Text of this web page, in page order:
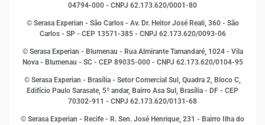
Leis e impostos
Marketing
Open Finance
Proteção de Dados
Sustentabilidade Corporativa
04794-000 - CNPJ 62.173.620/0001-80
© Serasa Experian - São Carlos - Av. Dr. Heitor José Reali, 360 - São
Carlos - SP - CEP 13571-385 - CNPJ 62.173.620/0093-06
© Serasa Experian - Blumenau - Rua Almirante Tamandaré, 1024 - Vila
Nova - Blumenau - SC - CEP 89035-000 - CNPJ 62.173.620/0104-95
© Serasa Experian - Brasília - Setor Comercial Sul, Quadra 2, Bloco C,
Edifício Paulo Sarasate, 5º andar, Bairro Asa Sul, Brasília - DF - CEP
70302-911 - CNPJ 62.173.620/0131-68
© Serasa Experian - Recife - R. Sen. José Henrique, 231 - Bairro Ilha do